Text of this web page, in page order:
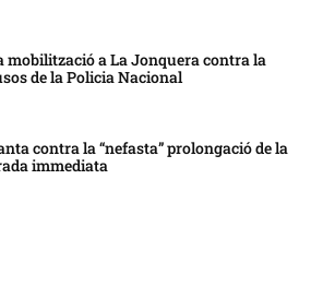
mobilització a La Jonquera contra la
de la Policia Nacional
contra la “nefasta” prolongació de la
immediata